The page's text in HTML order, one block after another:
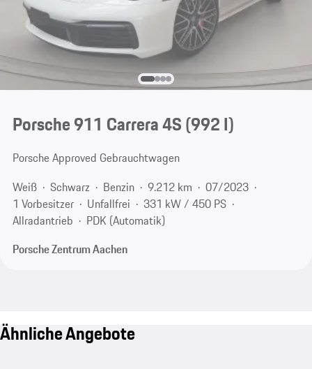
Porsche 911 Carrera 4S(992 I)
Porsche Approved Gebrauchtwagen
Weiß
Schwarz Benzin 9.212 km
07/2023
1 Vorbesitzer
Unfallfrei
331 kW / 450 PS
Allradantrieb
PDK (Automatik)
Porsche Zentrum Aachen
Ähnliche Angebote